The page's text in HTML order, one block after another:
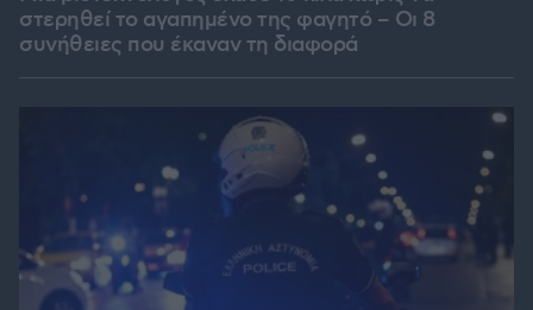
στερηθεί το αγαπημένο της φαγητό – Οι 8
συνήθειες που έκαναν τη διαφορά